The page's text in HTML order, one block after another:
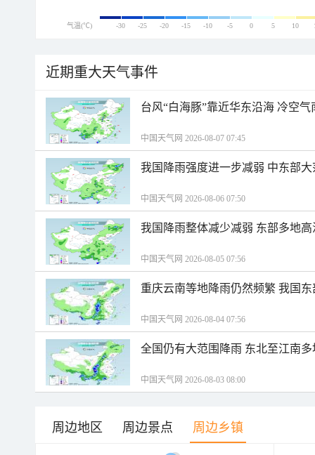
气温(℃) -30 -25 -20 -15 -10 -5 0 5 10
近期重大天气事件
台风“白海豚”靠近华东沿海 冷空
中国天气网 2026-08-07 07:45
我国降雨强度进一步减弱 中东部
中国天气网 2026-08-06 07:50
我国降雨整体减少减弱 东部多地
中国天气网 2026-08-05 07:56
重庆云南等地降雨仍然频繁 我国
中国天气网 2026-08-04 07:56
全国仍有大范围降雨 东北至江南
中国天气网 2026-08-03 08:00
周边地区 周边景点 周边乡镇